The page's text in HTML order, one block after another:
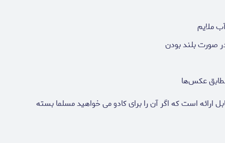
ملایم
صورت بلند بودن
عکس‌ها
است که اگر آن را برای کادو می خواهید مسلما بسته